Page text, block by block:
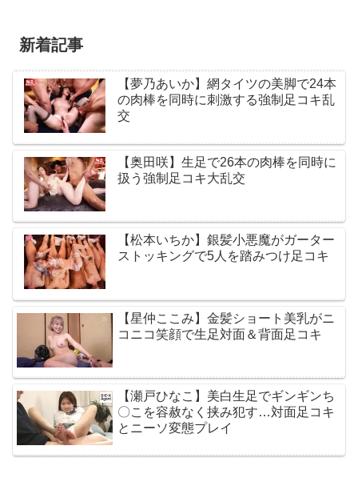
新着記事
【夢乃あいか】網タイツの美脚で24本
の肉棒を同時に刺激する強制足コキ乱
交
【奥田咲】生足で26本の肉棒を同時に
扱う強制足コキ大乱交
【松本いちか】銀髪小悪魔がガーター
ストッキングで5人を踏みつけ足コキ
【星仲ここみ】金髪ショート美乳がニ
コニコ笑顔で生足対面＆背面足コキ
【瀬戸ひなこ】美白生足でギンギンち
〇こを容赦なく挟み犯す…対面足コキ
とニーソ変態プレイ